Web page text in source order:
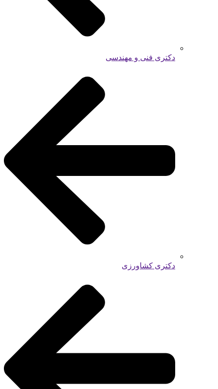
دکتری فنی و مهندسی
دکتری کشاورزی